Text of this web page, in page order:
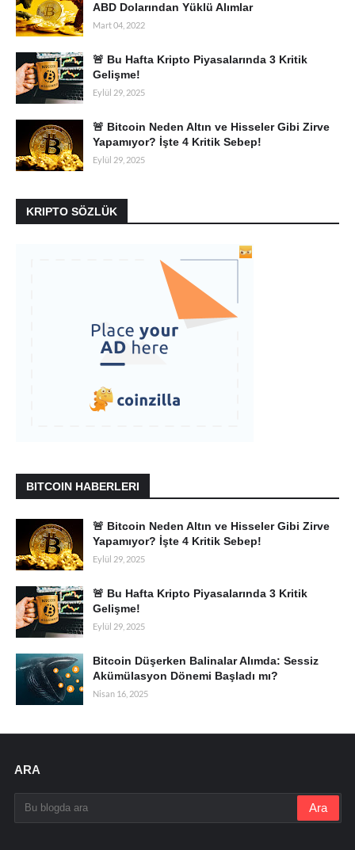
ABD Dolarından Yüklü Alımlar
Mart 04, 2022
🚨 Bu Hafta Kripto Piyasalarında 3 Kritik
Gelişme!
Eylül 29, 2025
🚨 Bitcoin Neden Altın ve Hisseler Gibi Zirve
Yapamıyor? İşte 4 Kritik Sebep!
Eylül 29, 2025
KRIPTO SÖZLÜK
BITCOIN HABERLERI
🚨 Bitcoin Neden Altın ve Hisseler Gibi Zirve
Yapamıyor? İşte 4 Kritik Sebep!
Eylül 29, 2025
🚨 Bu Hafta Kripto Piyasalarında 3 Kritik
Gelişme!
Eylül 29, 2025
Bitcoin Düşerken Balinalar Alımda: Sessiz
Akümülasyon Dönemi Başladı mı?
Nisan 16, 2025
ARA